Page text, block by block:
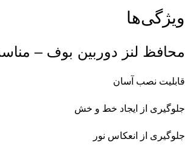
ویژگی‌ها
محافظ لنز دوربین بوف – مناسب
قابلیت نصب آسان
جلوگیری از ایجاد خط و خش
جلوگیری از انعکاس نور